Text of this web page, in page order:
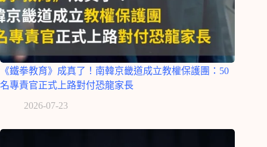
《鐵拳教育》成真了！南韓京畿道成立教權保護團：50
名專責官正式上路對付恐龍家長
2026-07-23